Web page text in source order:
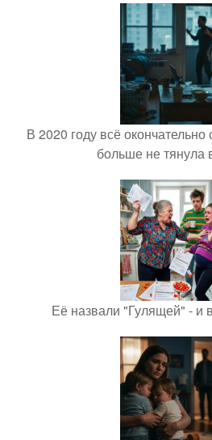
В 2020 году всё
больше не тянула
Её назвали "Гулящей" - и